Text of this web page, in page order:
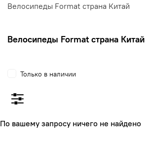
Велосипеды Format страна Китай
Велосипеды Format страна Китай
По вашему запросу ничего не найдено
Только в наличии